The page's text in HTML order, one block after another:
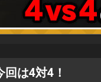
は4対4！